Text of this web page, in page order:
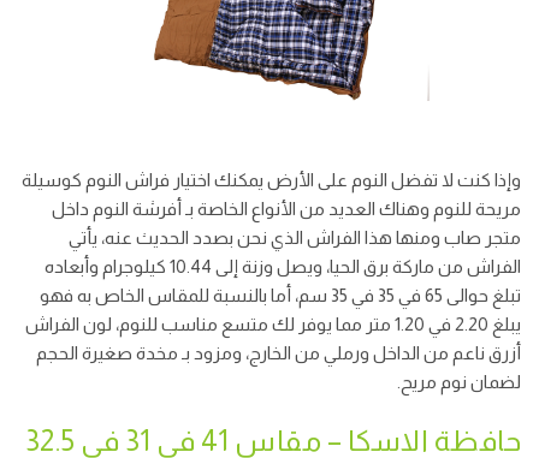
وإذا كنت لا تفضل النوم على الأرض يمكنك اختيار فراش النوم كوسيلة
مريحة للنوم وهناك العديد من الأنواع الخاصة بـ أفرشة النوم داخل
متجر صاب ومنها هذا الفراش الذي نحن بصدد الحديث عنه، يأتي
الفراش من ماركة برق الحيا، ويصل وزنة إلى 10.44 كيلوجرام وأبعاده
تبلغ حوالى 65 في 35 في 35 سم، أما بالنسبة للمقاس الخاص به فهو
يبلغ 2.20 في 1.20 متر مما يوفر لك متسع مناسب للنوم، لون الفراش
أزرق ناعم من الداخل ورملي من الخارج، ومزود بـ مخدة صغيرة الحجم
لضمان نوم مريح.
حافظة الاسكا – مقاس 41 في 31 في 32.5